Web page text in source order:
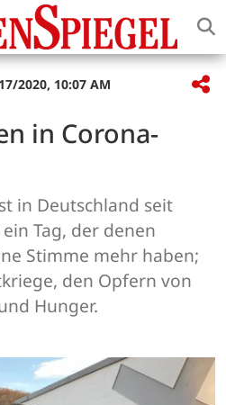
2020, 10:07 AM
in Corona-
in Deutschland seit
Tag, der denen
Stimme mehr haben;
den Opfern von
Hunger.